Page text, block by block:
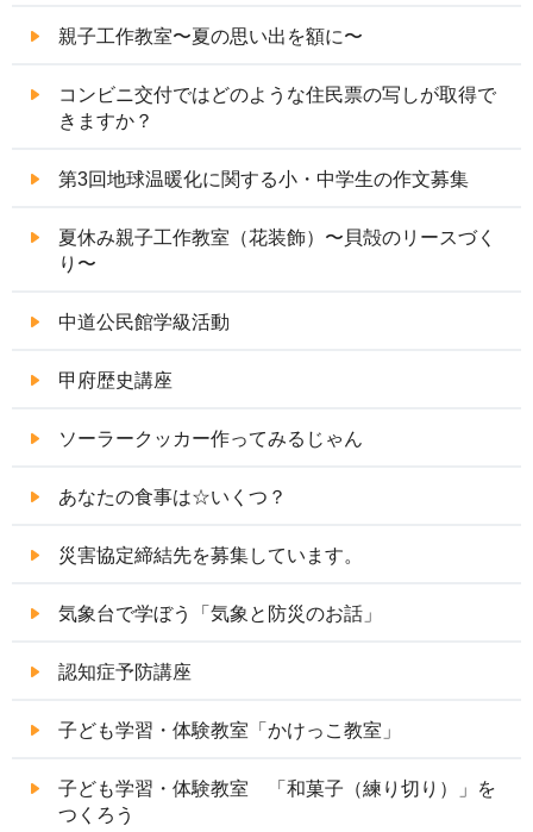
親子工作教室〜夏の思い出を額に〜
コンビニ交付ではどのような住民票の写しが取得で
きますか？
第3回地球温暖化に関する小・中学生の作文募集
夏休み親子工作教室（花装飾）〜貝殻のリースづく
り〜
中道公民館学級活動
甲府歴史講座
ソーラークッカー作ってみるじゃん
あなたの食事は☆いくつ？
災害協定締結先を募集しています。
気象台で学ぼう「気象と防災のお話」
認知症予防講座
子ども学習・体験教室「かけっこ教室」
子ども学習・体験教室 「和菓子（練り切り）」を
つくろう